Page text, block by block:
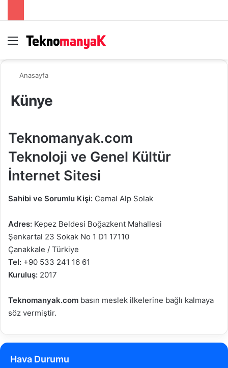
Menü
Anasayfa
Künye
Teknomanyak.com
Teknoloji ve Genel Kültür
İnternet Sitesi
Sahibi ve Sorumlu Kişi: Cemal Alp Solak
Adres: Kepez Beldesi Boğazkent Mahallesi
Şenkartal 23 Sokak No 1 D1 17110
Çanakkale / Türkiye
Tel: +90 533 241 16 61
Kuruluş: 2017
Teknomanyak.com basın meslek ilkelerine bağlı kalmaya
söz vermiştir.
Hava Durumu